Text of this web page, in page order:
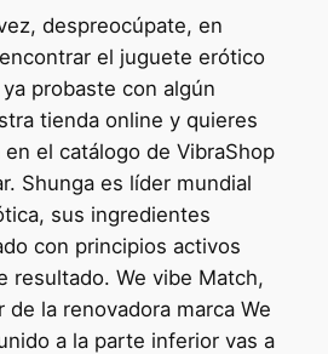
despreocúpate, en
el juguete erótico
probaste con algún
tienda online y quieres
el catálogo de VibraShop
Shunga es líder mundial
sus ingredientes
con principios activos
resultado. We vibe Match,
la renovadora marca We
a la parte inferior vas a